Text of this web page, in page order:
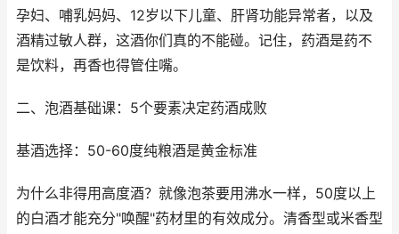
孕妇、哺乳妈妈、12岁以下儿童、肝肾功能异常者，以及
酒精过敏人群，这酒你们真的不能碰。记住，药酒是药不
是饮料，再香也得管住嘴。
二、泡酒基础课：5个要素决定药酒成败
基酒选择：50-60度纯粮酒是黄金标准
为什么非得用高度酒？就像泡茶要用沸水一样，50度以上
的白酒才能充分"唤醒"药材里的有效成分。清香型或米香型